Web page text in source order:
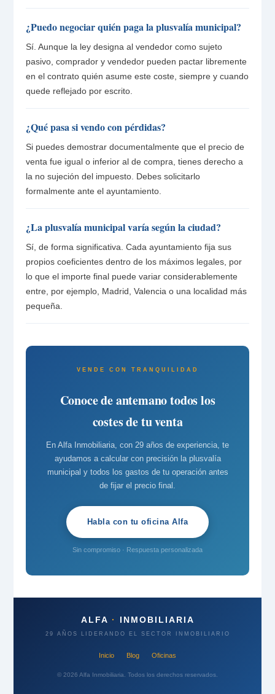
¿Puedo negociar quién paga la plusvalía municipal?
Sí. Aunque la ley designa al vendedor como sujeto
pasivo, comprador y vendedor pueden pactar libremente
en el contrato quién asume este coste, siempre y cuando
quede reflejado por escrito.
¿Qué pasa si vendo con pérdidas?
Si puedes demostrar documentalmente que el precio de
venta fue igual o inferior al de compra, tienes derecho a
la no sujeción del impuesto. Debes solicitarlo
formalmente ante el ayuntamiento.
¿La plusvalía municipal varía según la ciudad?
Sí, de forma significativa. Cada ayuntamiento fija sus
propios coeficientes dentro de los máximos legales, por
lo que el importe final puede variar considerablemente
entre, por ejemplo, Madrid, Valencia o una localidad más
pequeña.
VENDE CON TRANQUILIDAD
Conoce de antemano todos los
costes de tu venta
En Alfa Inmobiliaria, con 29 años de experiencia, te
ayudamos a calcular con precisión la plusvalía
municipal y todos los gastos de tu operación antes
de fijar el precio final.
Habla con tu oficina Alfa
Sin compromiso · Respuesta personalizada
ALFA · INMOBILIARIA
29 AÑOS LIDERANDO EL SECTOR INMOBILIARIO
Inicio Blog Oficinas
© 2026 Alfa Inmobiliaria. Todos los derechos reservados.